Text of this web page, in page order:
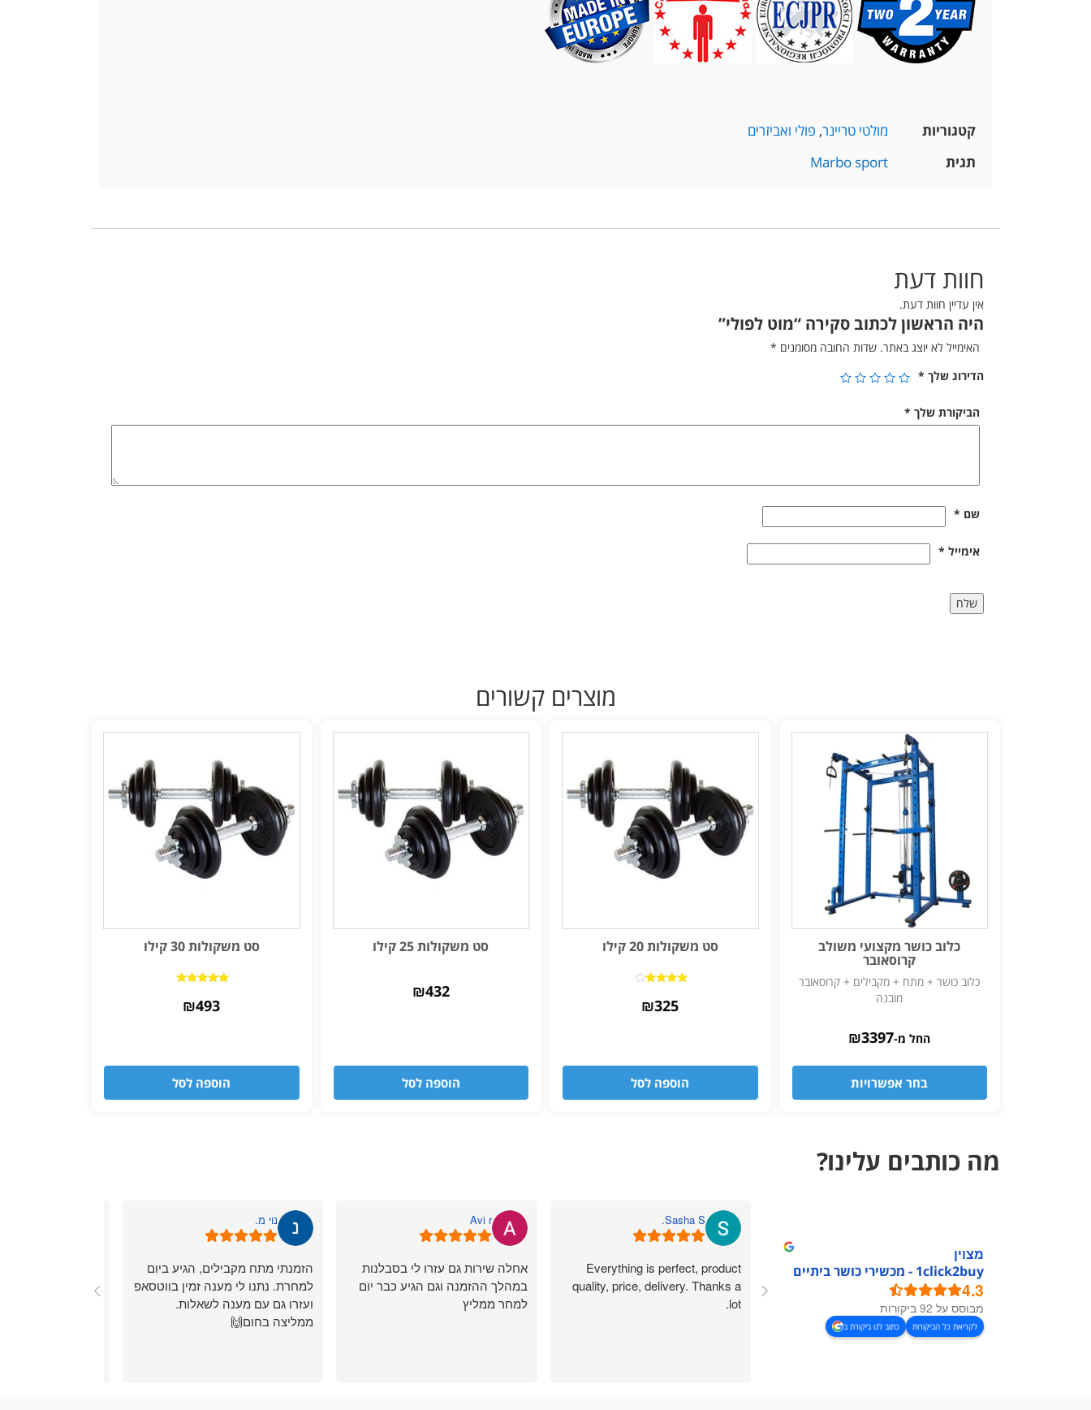
קטגוריות מולטי טריינר, פולי ואביזרים
תגית
Marbo sport
חוות דעת
אין עדיין חוות דעת.
היה הראשון לכתוב סקירה “מוט לפולי”
האימייל לא יוצג באתר. שדות החובה מסומנים *
הדירוג שלך *
הביקורת שלך *
שם *
אימייל *
מוצרים קשורים
כלוב כושר מקצועי משולב
קרוסאובר
כלוב כושר + מתח + מקבילים + קרוסאובר
מובנה
החל מ- ₪3397
בחר אפשרויות
סט משקולות 20 קילו
4.00
מתוך 5₪325
הוספה לסל
סט משקולות 25 קילו
₪432
הוספה לסל
סט משקולות 30 קילו
5.00
מתוך 5₪493
הוספה לסל
מה כותבים עלינו?
מצוין
1click2buy - מכשירי כושר ביתיים
4.3
מבוסס על 92 ביקורות
לקריאת כל הביקורות כתוב לנו ביקורת ב
Sasha S.
Everything is perfect, product
quality, price, delivery. Thanks a
lot.
Avi r
אחלה שירות גם עזרו לי בסבלנות
במהלך ההזמנה וגם הגיע כבר יום
למחר ממליץ
נוי מ.
הזמנתי מתח מקבילים, הגיע ביום
למחרת. נתנו לי מענה זמין בווטסאפ
ועזרו גם עם מענה לשאלות.
ממליצה בחום🙌
תוך כמה ימים